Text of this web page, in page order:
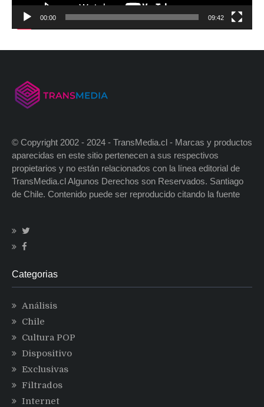
00:00 09:42
© Copyright 2002 - 2024 - TransMedia.cl - Marcas y productos
aparecidas en este sitio pertenecen a sus respectivos
propietarios y no están relacionados con la línea editorial de
TransMedia.cl Algunos Derechos son Reservados. Santiago
de Chile. Contenido puede ser reproducido citando la fuente
Categorias
Análisis
Chile
Cultura POP
Dispositivo
Exclusivas
Filtrados
Internet